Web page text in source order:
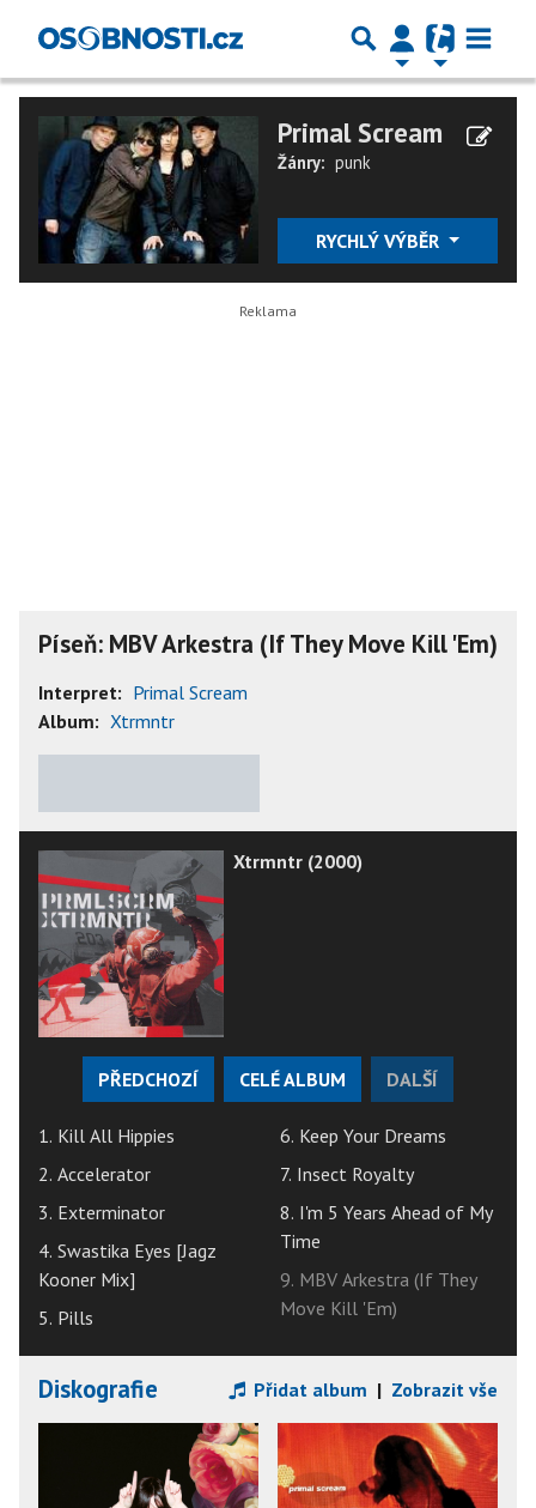
Primal Scream
Žánry: punk
RYCHLÝ VÝBĚR
Píseň: MBV Arkestra (If They Move Kill 'Em)
Interpret: Primal Scream
Album: Xtrmntr
Xtrmntr (2000)
PŘEDCHOZÍ CELÉ ALBUM DALŠÍ
1. Kill All Hippies
2. Accelerator
3. Exterminator
4. Swastika Eyes [Jagz
Kooner Mix]
5. Pills
6. Keep Your Dreams
7. Insect Royalty
8. I'm 5 Years Ahead of My
Time
9. MBV Arkestra (If They
Move Kill 'Em)
Diskografie Přidat album | Zobrazit vše